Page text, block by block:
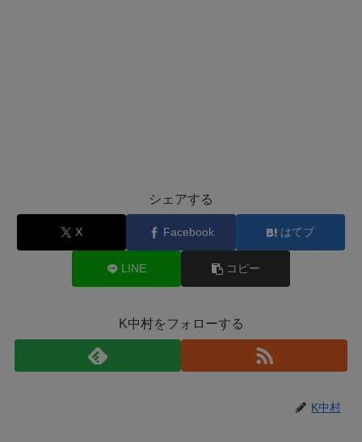
シェアする
X Facebook はてブ
LINE コピー
K中村をフォローする
K中村